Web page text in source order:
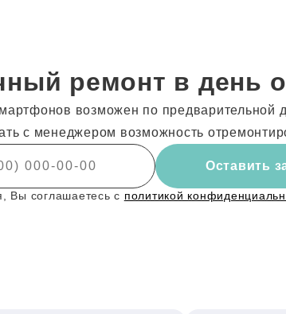
ремонт в день
возможен по предварительной
с менеджером возможность
Оставить
Вы соглашаетесь с политикой